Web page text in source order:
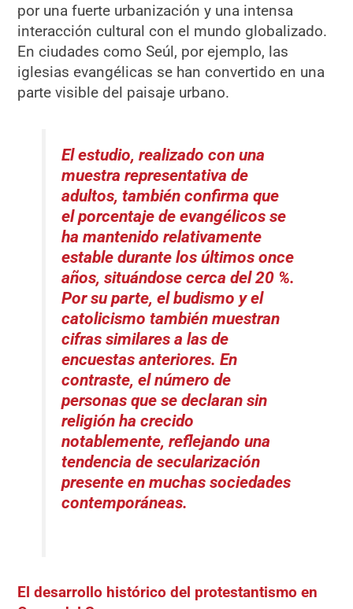
por una fuerte urbanización y una intensa
interacción cultural con el mundo globalizado.
En ciudades como Seúl, por ejemplo, las
iglesias evangélicas se han convertido en una
parte visible del paisaje urbano.
El estudio, realizado con una
muestra representativa de
adultos, también confirma que
el porcentaje de evangélicos se
ha mantenido relativamente
estable durante los últimos once
años, situándose cerca del 20 %.
Por su parte, el budismo y el
catolicismo también muestran
cifras similares a las de
encuestas anteriores. En
contraste, el número de
personas que se declaran sin
religión ha crecido
notablemente, reflejando una
tendencia de secularización
presente en muchas sociedades
contemporáneas.
El desarrollo histórico del protestantismo en